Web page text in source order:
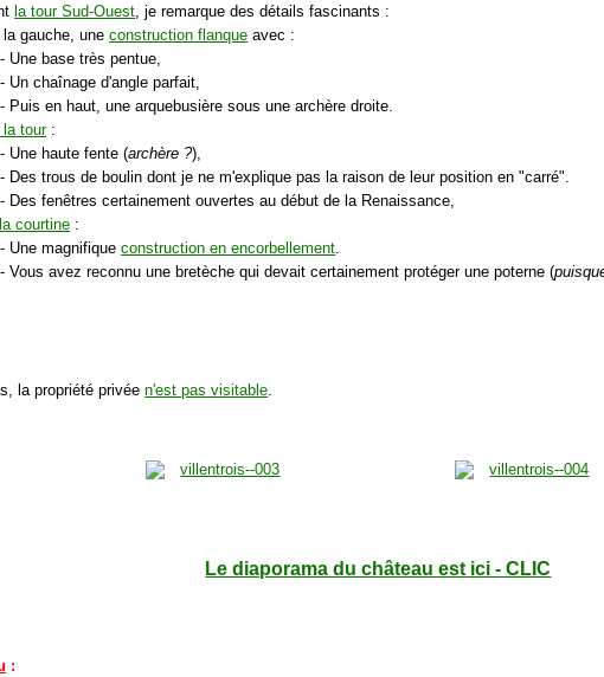
la tour Sud-Ouest, je remarque des détails fascinants :
la gauche, uneconstruction flanque avec :
- Une base très pentue,
- Un chaînage d'angle parfait,
- Puis en haut, une arquebusière sous une archère droite.
la tour:
- Une haute fente (archère ?),
- Des trous de boulin dont je ne m'explique pas la raison de leur position en "carré".
- Des fenêtres certainement ouvertes au début de la Renaissance,
courtine :
- Une magnifiqueconstruction en encorbellement.
- Vous avez reconnu une bretèche qui devait certainement protéger une poterne (
la propriété privéen'est pas visitable.
Le diaporama du château est ici - CLIC
: